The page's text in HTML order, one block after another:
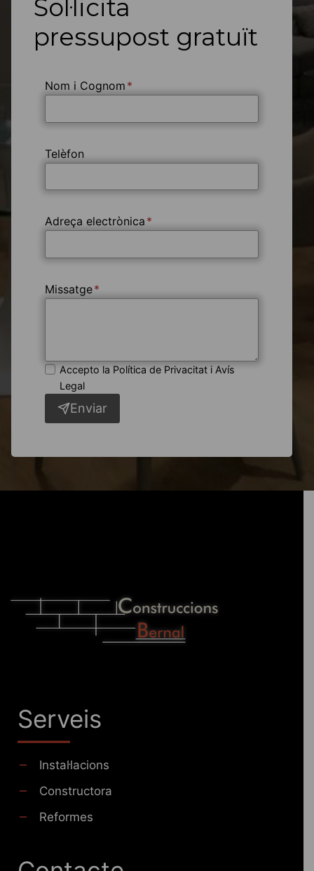
Sol·licita
pressupost gratuït
Nom i Cognom *
Telèfon
Adreça electrònica *
Missatge*
Accepto la Política de Privacitat i Avís
Legal
Enviar
Serveis
Instal·lacions
Constructora
Reformes